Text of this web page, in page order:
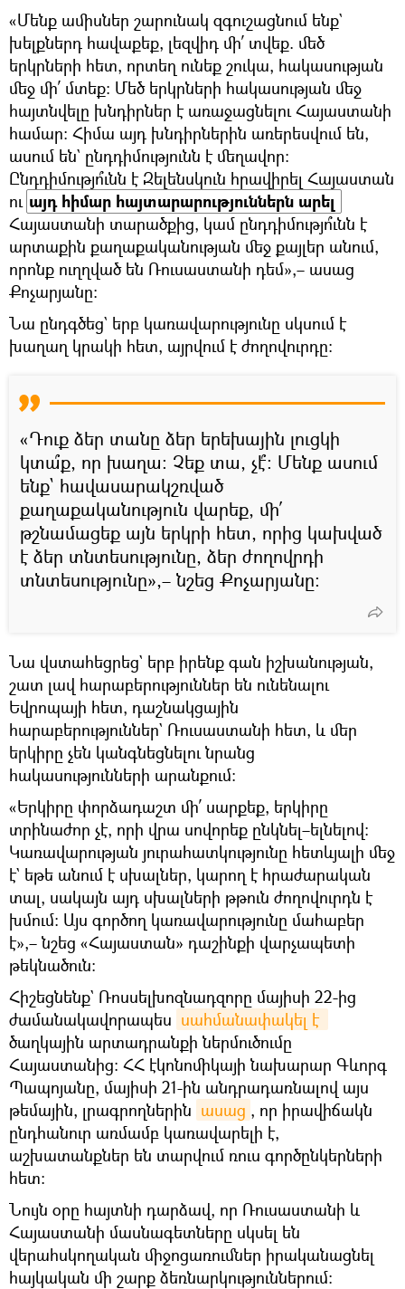
«Մենք ամիսներ շարունակ զգուշացնում ենք`
խելքներդ հավաքեք, լեզվիդ մի՛ տվեք. մեծ
երկրների հետ, որտեղ ունեք շուկա, հակասության
մեջ մի՛ մտեք։ Մեծ երկրների հակասության մեջ
հայտնվելը խնդիրներ է առաջացնելու Հայաստանի
համար։ Հիմա այդ խնդիրներին առերեսվում են,
ասում են` ընդդիմությունն է մեղավոր։
Ընդդիմությո՞ւնն է Զելենսկուն հրավիրել Հայաստան
ու
Հայաստանի տարածքից, կամ ընդդիմությո՞ւնն է
արտաքին քաղաքականության մեջ քայլեր անում,
որոնք ուղղված են Ռուսաստանի դեմ»,– ասաց
Քոչարյանը։
Նա ընդգծեց` երբ կառավարությունը սկսում է
խաղաղ կրակի հետ, այրվում է ժողովուրդը։
«Դուք ձեր տանը ձեր երեխային լուցկի
կտա՞ք, որ խաղա։ Չեք տա, չէ՞։ Մենք ասում
ենք` հավասարակշռված
քաղաքականություն վարեք, մի՛
թշնամացեք այն երկրի հետ, որից կախված
է ձեր տնտեսությունը, ձեր ժողովրդի
տնտեսությունը»,– նշեց Քոչարյանը։
Նա վստահեցրեց` երբ իրենք գան իշխանության,
շատ լավ հարաբերություններ են ունենալու
Եվրոպայի հետ, դաշնակցային
հարաբերություններ` Ռուսաստանի հետ, և մեր
երկիրը չեն կանգնեցնելու նրանց
հակասությունների արանքում։
«Երկիրը փորձադաշտ մի՛ սարքեք, երկիրը
տրինաժոր չէ, որի վրա սովորեք ընկնել–ելնելով։
Կառավարության յուրահատկությունը հետևյալի մեջ
է` եթե անում է սխալներ, կարող է հրաժարական
տալ, սակայն այդ սխալների թթուն ժողովուրդն է
խմում։ Այս գործող կառավարությունը մահաբեր
է»,– նշեց «Հայաստան» դաշինքի վարչապետի
թեկնածուն։
Հիշեցնենք` Ռոսսելխոզնադզորը մայիսի 22-ից
ժամանակավորապես
սահմանափակել է
ծաղկային արտադրանքի ներմուծումը
Հայաստանից: ՀՀ էկոնոմիկայի նախարար Գևորգ
Պապոյանը, մայիսի 21-ին անդրադառնալով այս
թեմային, լրագրողներին ասաց , որ իրավիճակն
ընդհանուր առմամբ կառավարելի է,
աշխատանքներ են տարվում ռուս գործընկերների
հետ:
Նույն օրը հայտնի դարձավ, որ Ռուսաստանի և
Հայաստանի մասնագետները սկսել են
վերահսկողական միջոցառումներ իրականացնել
հայկական մի շարք ձեռնարկություններում։